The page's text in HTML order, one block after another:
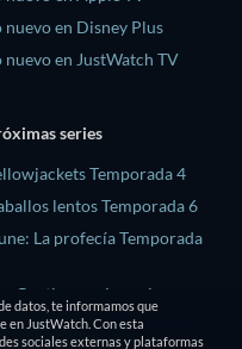
nuevo en Disney Plus
nuevo en JustWatch TV
series
Temporada 4
lentos Temporada 6
La profecía Temporada
Gentlemen: La serie
2
datos, te informamos que
en JustWatch. Con esta
sociales externas y plataformas